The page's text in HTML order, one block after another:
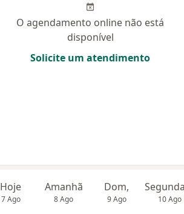
O agendamento online não está
disponível
Solicite um atendimento
Hoje
7 Ago
Amanhã
8 Ago
Dom,
9 Ago 10 Ago